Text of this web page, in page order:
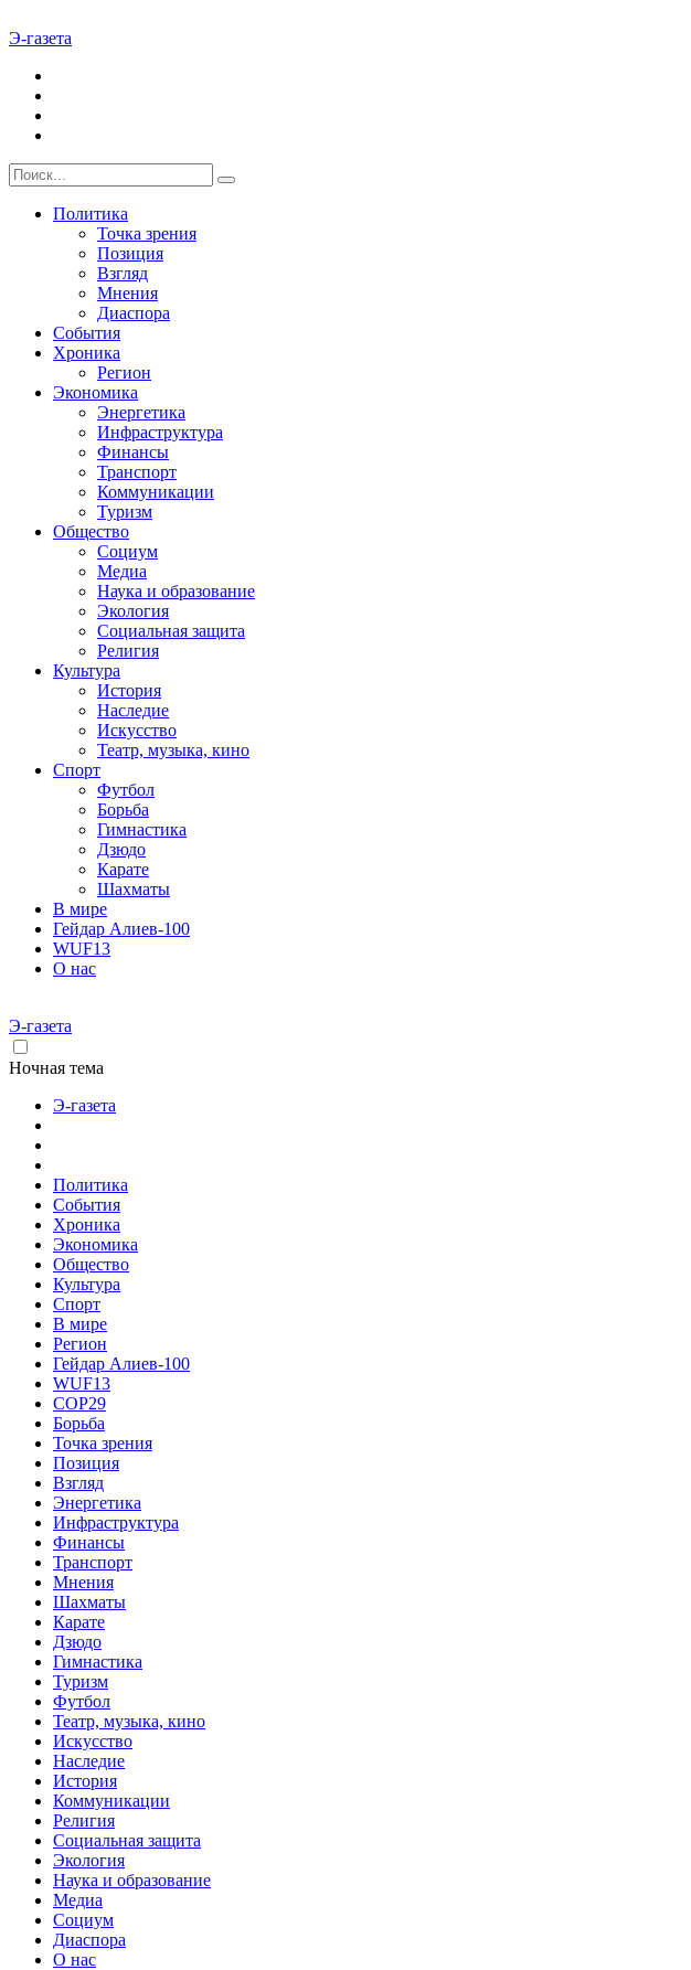
Э-газета
Политика
Точка зрения
Позиция
Взгляд
Мнения
Диаспора
События
Хроника
Регион
Экономика
Энергетика
Инфраструктура
Финансы
Транспорт
Коммуникации
Туризм
Общество
Социум
Медиа
Наука и образование
Экология
Социальная защита
Религия
Культура
История
Наследие
Искусство
Театр, музыка, кино
Спорт
Футбол
Борьба
Гимнастика
Дзюдо
Карате
Шахматы
В мире
Гейдар Алиев-100
WUF13
О нас
Э-газета
Ночная тема
Э-газета
Политика
События
Хроника
Экономика
Общество
Культура
Спорт
В мире
Регион
Гейдар Алиев-100
WUF13
COP29
Борьба
Точка зрения
Позиция
Взгляд
Энергетика
Инфраструктура
Финансы
Транспорт
Мнения
Шахматы
Карате
Дзюдо
Гимнастика
Туризм
Футбол
Театр, музыка, кино
Искусство
Наследие
История
Коммуникации
Религия
Социальная защита
Экология
Наука и образование
Медиа
Социум
Диаспора
О нас